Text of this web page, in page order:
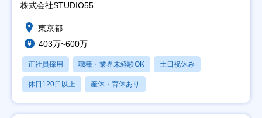
株式会社STUDIO55
東京都
403万~600万
正社員採用 職種・業界未経験OK 土日祝休み
休日120日以上 産休・育休あり